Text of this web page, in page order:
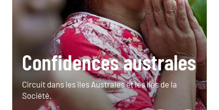
Confidences australes
Circuit dans les îles Australes et les îles de la
Société.